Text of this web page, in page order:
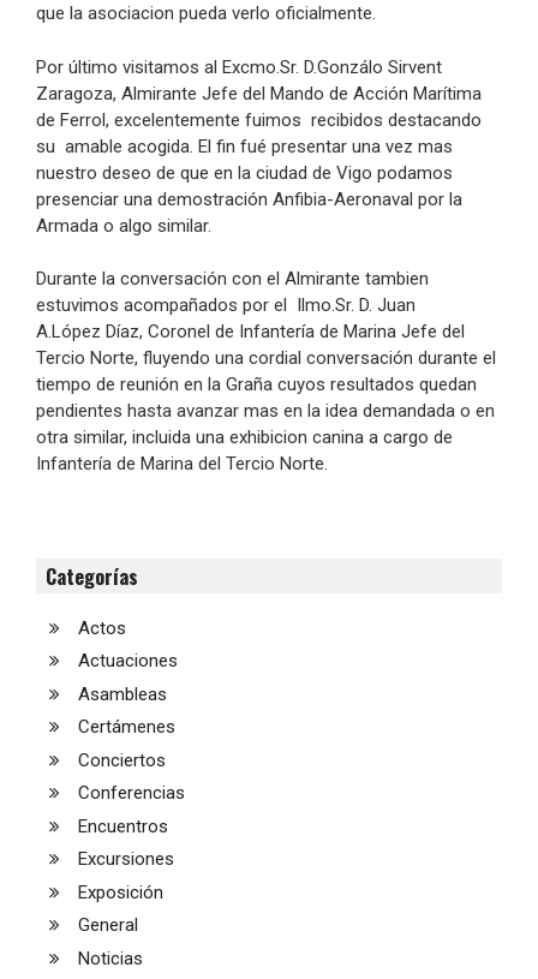
que la asociacion pueda verlo oficialmente.
Por último visitamos al Excmo.Sr. D.Gonzálo Sirvent
Zaragoza, Almirante Jefe del Mando de Acción Marítima
de Ferrol, excelentemente fuimos recibidos destacando
su amable acogida. El fin fué presentar una vez mas
nuestro deseo de que en la ciudad de Vigo podamos
presenciar una demostración Anfibia-Aeronaval por la
Armada o algo similar.
Durante la conversación con el Almirante tambien
estuvimos acompañados por el Ilmo.Sr. D. Juan
A.López Díaz, Coronel de Infantería de Marina Jefe del
Tercio Norte, fluyendo una cordial conversación durante el
tiempo de reunión en la Graña cuyos resultados quedan
pendientes hasta avanzar mas en la idea demandada o en
otra similar, incluida una exhibicion canina a cargo de
Infantería de Marina del Tercio Norte.
Categorías
Actos
Actuaciones
Asambleas
Certámenes
Conciertos
Conferencias
Encuentros
Excursiones
Exposición
General
Noticias